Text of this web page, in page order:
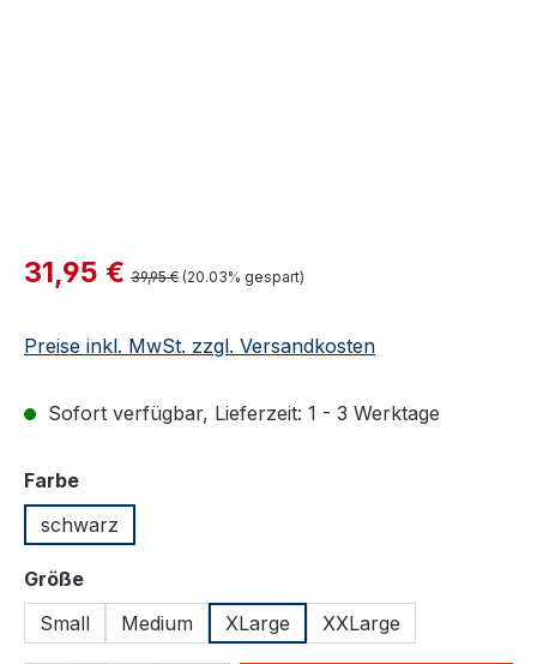
Verkaufspreis:
31,95 € Regulärer Preis:
39,95 € (20.03% gespart)
Preise inkl. MwSt. zzgl. Versandkosten
Sofort verfügbar, Lieferzeit: 1 - 3 Werktage
Farbeauswählen
schwarz
Größeauswählen
Small
Medium XLarge XXLarge